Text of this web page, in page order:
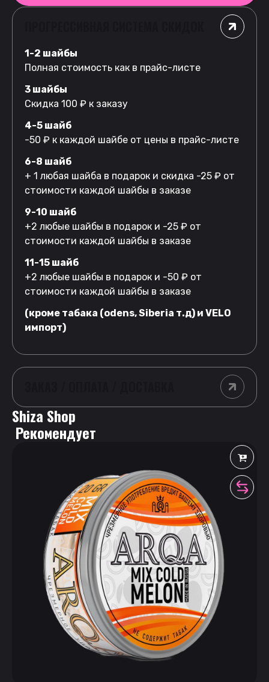
1-2 шайбы
Полная стоимость как в прайс-листе
3 шайбы
Скидка 100 ₽ к заказу
4-5 шайб
-50 ₽ к каждой шайбе от цены в прайс-листе
6-8 шайб
+ 1 любая шайба в подарок и скидка -25 ₽ от
стоимости каждой шайбы в заказе
9-10 шайб
+2 любые шайбы в подарок и -25 ₽ от
стоимости каждой шайбы в заказе
11-15 шайб
+2 любые шайбы в подарок и -50 ₽ от
стоимости каждой шайбы в заказе
(кроме табака (odens, Siberia т.д) и VELO
импорт)
Shiza Shop
Рекомендует